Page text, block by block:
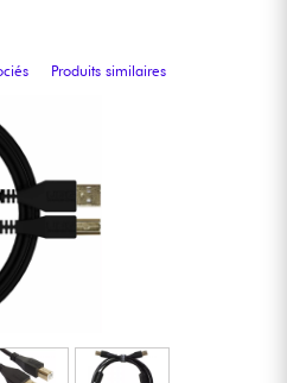
Produits similaires